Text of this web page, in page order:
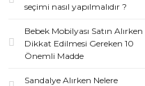
seçimi nasıl yapılmalıdır ?
Bebek Mobilyası Satın Alırken
Dikkat Edilmesi Gereken 10
Önemli Madde
Sandalye Alırken Nelere